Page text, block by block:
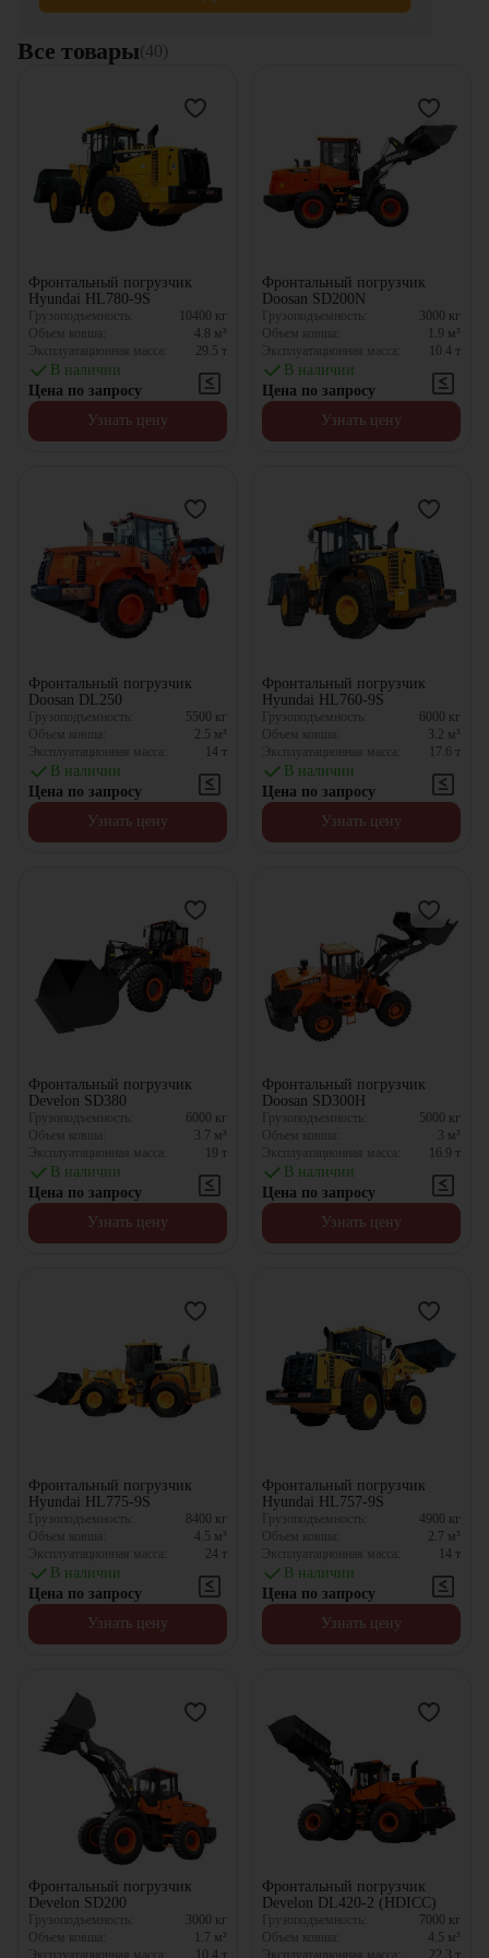
Все товары(40)
Фронтальный погрузчик
Hyundai HL780-9S
Грузоподъемность: 10400 кг
Объем ковша:
4.8 м³
Эксплуатационная масса:
29.5 т
В наличии
Цена по запросу
Узнать цену
Фронтальный погрузчик
Doosan SD200N
Грузоподъемность: 3000 кг
Объем ковша:
1.9 м³
Эксплуатационная масса:
10.4 т
В наличии
Цена по запросу
Узнать цену
Фронтальный погрузчик
Doosan DL250
Грузоподъемность: 5500 кг
Объем ковша:
2.5 м³
Эксплуатационная масса:
14 т
В наличии
Цена по запросу
Узнать цену
Фронтальный погрузчик
Hyundai HL760-9S
Грузоподъемность: 6000 кг
Объем ковша:
3.2 м³
Эксплуатационная масса:
17.6 т
В наличии
Цена по запросу
Узнать цену
Фронтальный погрузчик
Develon SD380
Грузоподъемность: 6000 кг
Объем ковша:
3.7 м³
Эксплуатационная масса:
19 т
В наличии
Цена по запросу
Узнать цену
Фронтальный погрузчик
Doosan SD300H
Грузоподъемность: 5000 кг
Объем ковша:
3 м³
Эксплуатационная масса:
16.9 т
В наличии
Цена по запросу
Узнать цену
Фронтальный погрузчик
Hyundai HL775-9S
Грузоподъемность: 8400 кг
Объем ковша:
4.5 м³
Эксплуатационная масса:
24 т
В наличии
Цена по запросу
Узнать цену
Фронтальный погрузчик
Hyundai HL757-9S
Грузоподъемность: 4900 кг
Объем ковша:
2.7 м³
Эксплуатационная масса:
14 т
В наличии
Цена по запросу
Узнать цену
Фронтальный погрузчик
Develon SD200
Грузоподъемность: 3000 кг
Объем ковша:
1.7 м³
Эксплуатационная масса:
10.4 т
Фронтальный погрузчик
Develon DL420-2 (HDICC)
Грузоподъемность: 7000 кг
Объем ковша:
4.5 м³
Эксплуатационная масса:
22.3 т